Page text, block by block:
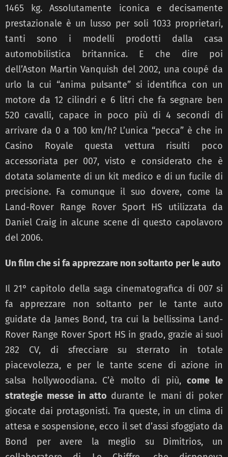
1465 kg. Assolutamente iconica e decisamente
prestazionale è un lusso per soli 1033 proprietari,
tanti sono i modelli prodotti dalla casa
automobilistica britannica. E che dire poi
dell’Aston Martin Vanquish del 2002, una coupé da
urlo la cui “anima pulsante” si identifica con un
motore da 12 cilindri e 6 litri che fa segnare ben
520 cavalli, capace in poco più di 4 secondi di
arrivare da 0 a 100 km/h? L’unica “pecca” è che in
Casino Royale questa vettura risulti poco
accessoriata per 007, visto e considerato che è
dotata solamente di un kit medico e di un fucile di
precisione. Fa comunque il suo dovere, come la
Land-Rover Range Rover Sport HS utilizzata da
Daniel Craig in alcune scene di questo capolavoro
del 2006.
Un film che si fa apprezzare non soltanto per le auto
Il 21° capitolo della saga cinematografica di 007 si
fa apprezzare non soltanto per le tante auto
guidate da James Bond, tra cui la bellissima Land-
Rover Range Rover Sport HS in grado, grazie ai suoi
282 CV, di sfrecciare su sterrato in totale
piacevolezza, e per le tante scene di azione in
salsa hollywoodiana. C’è molto di più,come le
strategie messe in atto durante le mani di poker
giocate dai protagonisti. Tra queste, in un clima di
attesa e sospensione, ecco il set d’assi sfoggiato da
Bond per avere la meglio su Dimitrios, un